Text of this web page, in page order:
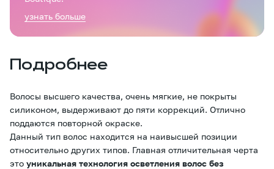
Подробнее
Волосы высшего качества, очень мягкие, не покрыты
силиконом, выдерживают до пяти коррекций. Отлично
поддаются повторной окраске.
Данный тип волос находится на наивысшей позиции
относительно других типов. Главная отличительная черта
это уникальная технология осветления волос без
узнать больше